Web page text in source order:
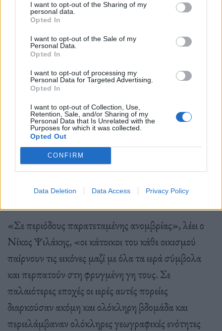
I want to opt-out of the Sharing of my
personal data.
Opted In
I want to opt-out of the Sale of my
Personal Data.
Opted In
I want to opt-out of processing my
Personal Data for Targeted Advertising.
Opted In
I want to opt-out of Collection, Use,
Retention, Sale, and/or Sharing of my
Personal Data that Is Unrelated with the
Purposes for which it was collected.
Opted Out
CONFIRM
Data Deletion Data Access Privacy Policy
Η ευλογία των κοπαδιών στη γιορτή του Αγίου Γεωργίου. Φωτ.: Νίκος
Ψιλάκης
Σε μια μεγάλη σειρά φωτογραφιών εικονίζονται
σκηνές από λιτανείες για την πρόκληση βροχής και
σ’ αυτές, όπως τονίζει ο δημιουργός τους, δεν
προσπάθησε να απεικονίσει μόνο το ίδιο το γεγονός
αλλά τον εσώτατο κόσμο των ανθρώπων, την
αγωνία και την ψυχική τους ένταση.
«Σε περιόδους παρατεταμένης ανομβρίας», λέει ο
Νίκος Ψιλάκης, «οι κάτοικοι του κάθε οικισμού
παίρνουν τις εικόνες μαζί με όλα τα ιερά σύμβολα
και περπατούν στη φρυγμένη γη τους. Σε
παλαιότερες εποχές οι ιερές αυτές πορείες
διαρκούσαν ακόμη και ολόκληρη βδομάδα και
περιελάμβαναν ολόκληρες γεωγραφικές ενότητες